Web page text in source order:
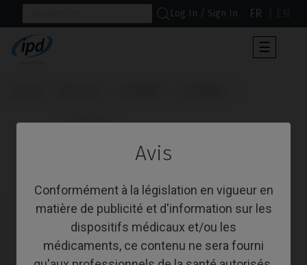
Avis
Conformément à la législation en vigueur en
matière de publicité et d'information sur les
dispositifs médicaux et/ou les
médicaments, ce contenu ne sera fourni
Log In / Sign In FR
Toggle
☰
                      Tournevis